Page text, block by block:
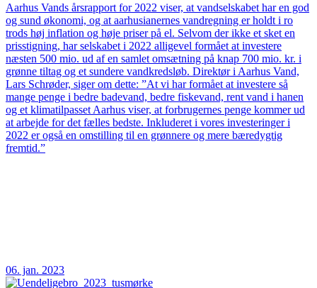
Aarhus Vands årsrapport for 2022 viser, at vandselskabet har en god
og sund økonomi, og at aarhusianernes vandregning er holdt i ro
trods høj inflation og høje priser på el. Selvom der ikke et sket en
prisstigning, har selskabet i 2022 alligevel formået at investere
næsten 500 mio. ud af en samlet omsætning på knap 700 mio. kr. i
grønne tiltag og et sundere vandkredsløb. Direktør i Aarhus Vand,
Lars Schrøder, siger om dette: ”At vi har formået at investere så
mange penge i bedre badevand, bedre fiskevand, rent vand i hanen
og et klimatilpasset Aarhus viser, at forbrugernes penge kommer ud
at arbejde for det fælles bedste. Inkluderet i vores investeringer i
2022 er også en omstilling til en grønnere og mere bæredygtig
fremtid.”
06. jan. 2023